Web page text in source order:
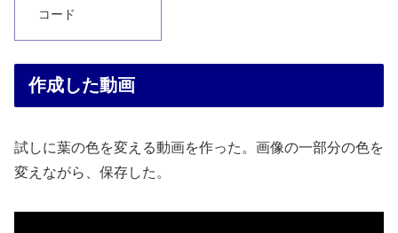
コード
作成した動画
試しに葉の色を変える動画を作った。画像の一部分の色を
変えながら、保存した。